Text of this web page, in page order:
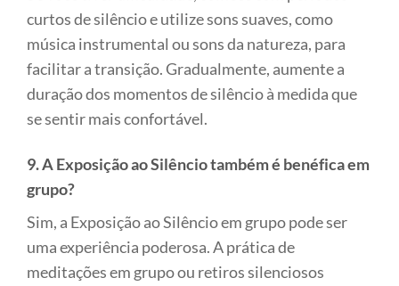
curtos de silêncio e utilize sons suaves, como
música instrumental ou sons da natureza, para
facilitar a transição. Gradualmente, aumente a
duração dos momentos de silêncio à medida que
se sentir mais confortável.
9. A Exposição ao Silêncio também é benéfica em
grupo?
Sim, a Exposição ao Silêncio em grupo pode ser
uma experiência poderosa. A prática de
meditações em grupo ou retiros silenciosos